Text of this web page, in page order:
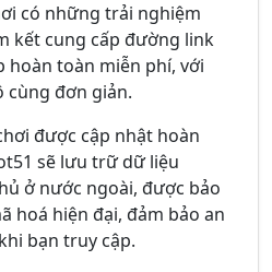
có những trải nghiệm
kết cung cấp đường link
hoàn toàn miễn phí, với
cùng đơn giản.
được cập nhật hoàn
sẽ lưu trữ dữ liệu
ở nước ngoài, được bảo
hoá hiện đại, đảm bảo an
bạn truy cập.